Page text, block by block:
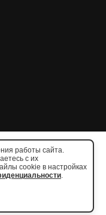
в России
работы сайта.
с их
cookie в настройках
.